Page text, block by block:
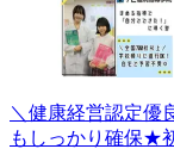
＼健康経営認定優
もしっかり確保★